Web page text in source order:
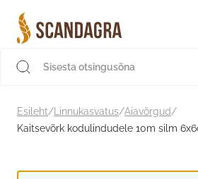
sisu
juurde
Esileht/ Linnukasvatus/Aiavõrgud/
Kaitsevõrk kodulindudele 10m silm